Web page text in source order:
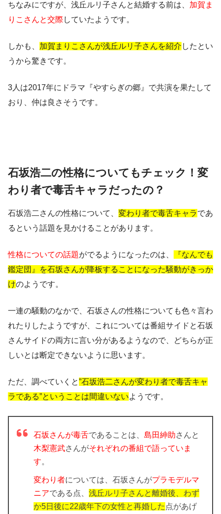
ちなみにですが、浅丘ルリ子さんと結婚する前は、 加賀ま
りこさんと交際していたようです。
しかも、 加賀まりこさんが浅丘ルリ子さんを紹介 したとい
うから驚きです。
3人は2017年にドラマ『やすらぎの郷』で共演を果たして
おり、仲は良さそうです。
石坂浩二の性格についてもチェック！変
わり者で毒舌キャラだったの？
石坂浩二さんの性格について、 変わり者で毒舌キャラであ
るという話題を見かけることがあります。
性格についての話題がでるようになったのは、
『なんでも
鑑定団』を石坂さんが降板することになった騒動がきっか
けのようです。
一連の騒動のなかで、石坂さんの性格についても色々言わ
れたりしたようですが、これについては番組サイドと石坂
さんサイドの両方に言い分があるようなので、どちらが正
しいとは断定できないように思います。
ただ、調べていくと”石坂浩二さんが変わり者で毒舌キャ
ラである”ということは間違いないようです。
石坂さんが毒舌であることは、 島田紳助さんと
木梨憲武さんがそれぞれの番組で語っていま
す。
変わり者については、石坂さんがプラモデルマ
ニアである点、 浅丘ルリ子さんと離婚後、わず
か5日後に22歳年下の女性と再婚した 点があげ